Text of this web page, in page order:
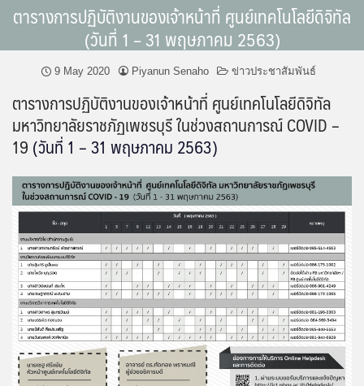
ตารางการปฏิบัติงานของเจ้าหน้าที่ ศูนย์เทคโนโลยีดิจิทัล
(วันที่ 1 – 31 พฤษภาคม 2563)
9 May 2020 Piyanun Senaho ข่าวประชาสัมพันธ์
ตารางการปฏิบัติงานของเจ้าหน้าที่ ศูนย์เทคโนโลยีดิจิทัล
มหาวิทยาลัยราชภัฏเพชรบุรี ในช่วงสถานการณ์ COVID –
19 (วันที่ 1 – 31 พฤษภาคม 2563)